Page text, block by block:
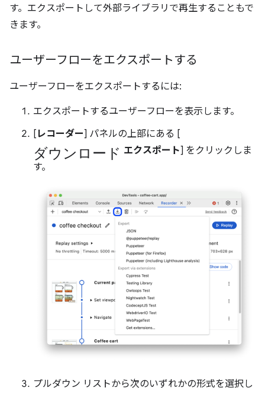
す。エクスポートして外部ライブラリで再生することもで
きます。
ユーザーフローをエクスポートする
ユーザーフローをエクスポートするには:
エクスポートするユーザーフローを表示します。
[ レコーダー] パネルの上部にある [
ダウンロード エクスポート] をクリックしま
す。
プルダウン リストから次のいずれかの形式を選択し